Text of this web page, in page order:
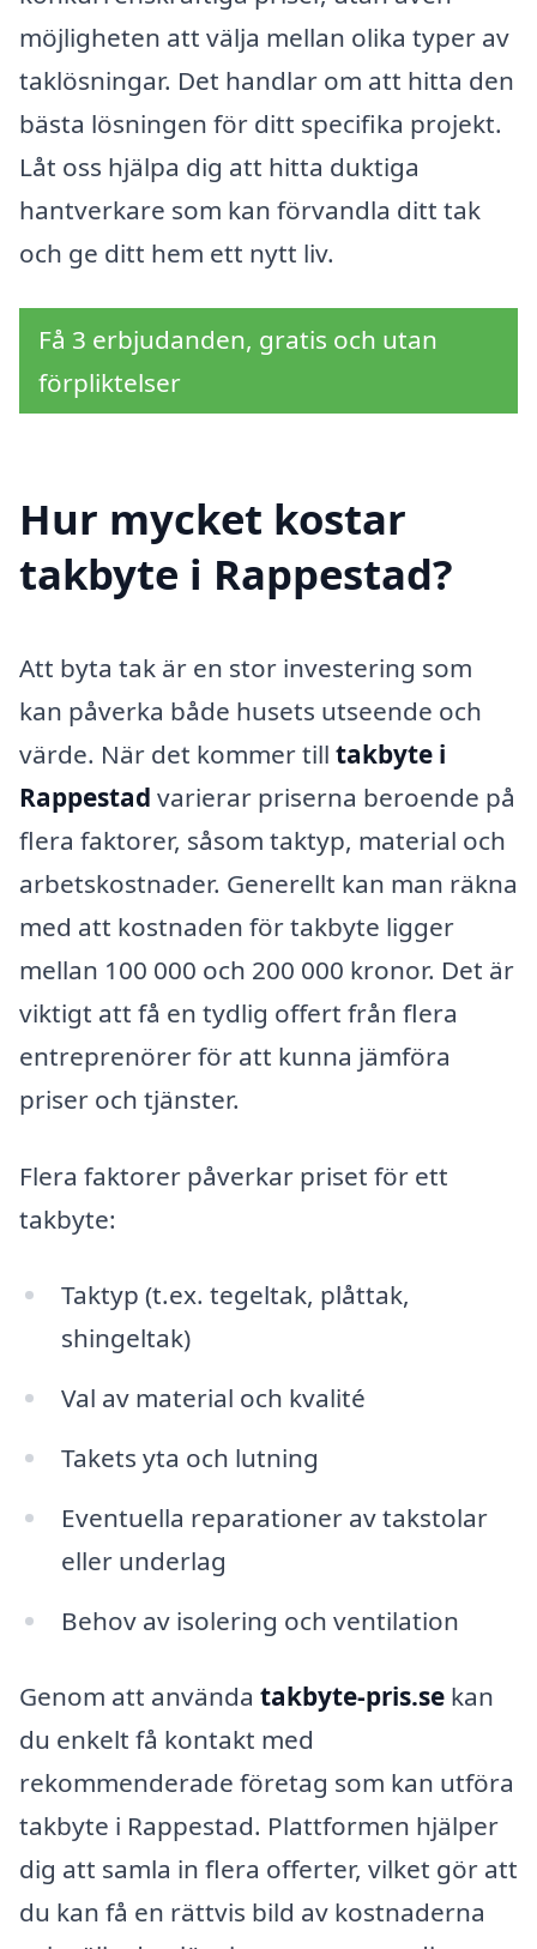
möjligheten att välja mellan olika typer av
taklösningar. Det handlar om att hitta den
bästa lösningen för ditt specifika projekt.
Låt oss hjälpa dig att hitta duktiga
hantverkare som kan förvandla ditt tak
och ge ditt hem ett nytt liv.
Få 3 erbjudanden, gratis och utan
förpliktelser
Hur mycket kostar
takbyte i Rappestad?
Att byta tak är en stor investering som
kan påverka både husets utseende och
värde. När det kommer till takbyte i
Rappestad varierar priserna beroende på
flera faktorer, såsom taktyp, material och
arbetskostnader. Generellt kan man räkna
med att kostnaden för takbyte ligger
mellan 100 000 och 200 000 kronor. Det är
viktigt att få en tydlig offert från flera
entreprenörer för att kunna jämföra
priser och tjänster.
Flera faktorer påverkar priset för ett
takbyte:
Taktyp (t.ex. tegeltak, plåttak,
shingeltak)
Val av material och kvalité
Takets yta och lutning
Eventuella reparationer av takstolar
eller underlag
Behov av isolering och ventilation
Genom att använda takbyte-pris.se kan
du enkelt få kontakt med
rekommenderade företag som kan utföra
takbyte i Rappestad. Plattformen hjälper
dig att samla in flera offerter, vilket gör att
du kan få en rättvis bild av kostnaderna